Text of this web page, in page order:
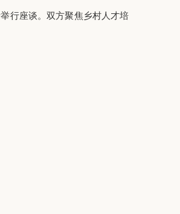
行座谈。双方聚焦乡村人才培